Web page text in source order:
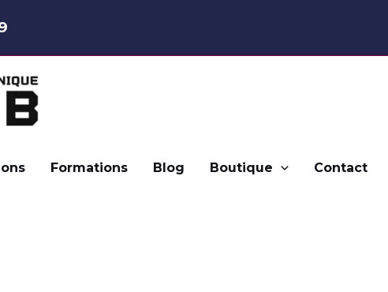
Formations Blog Boutique Contact